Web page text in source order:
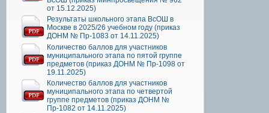
от 15.12.2025)
Результаты школьного этапа ВсОШ в
Москве в 2025/26 учебном году (приказ
ДОНМ № Пр-1083 от 14.11.2025)
Количество баллов для участников
муниципального этапа по пятой группе
предметов (приказ ДОНМ № Пр-1098 от
19.11.2025)
Количество баллов для участников
муниципального этапа по четвертой
группе предметов (приказ ДОНМ №
Пр-1082 от 14.11.2025)